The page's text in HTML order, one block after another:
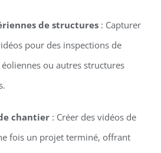
de structures: Capturer
pour des inspections de
ou autres structures
chantier: Créer des vidéos de
fois un projet terminé, offrant